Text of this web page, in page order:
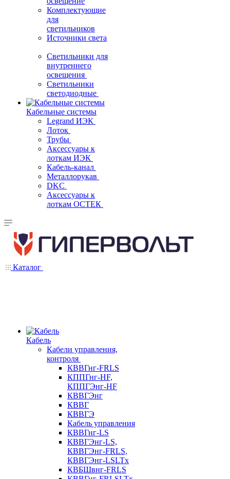
Комплектующие
для
светильников
Источники света
Светильники для
внутреннего
освещения
Светильники
светодиодные
Кабельные системы
Legrand ИЭК
Лоток
Трубы
Аксессуары к
лоткам ИЭК
Кабель-канал
Металлорукав
DKC
Аксессуары к
лоткам ОСТЕК
Каталог
Кабель
Кабели управления,
контроля
КВВГнг-FRLS
КППГнг-HF,
КППГЭнг-HF
КВВГЭнг
КВВГ
КВВГЭ
Кабель управления
КВВГнг-LS
КВВГЭнг-LS,
КВВГЭнг-FRLS,
КВВГЭнг-LSLTx
КВБШвнг-FRLS